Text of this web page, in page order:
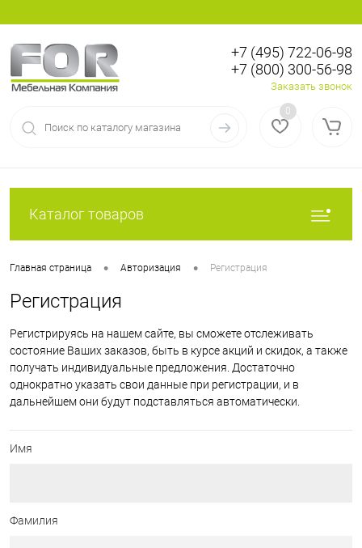
Регистрация
+7 (495) 722-06-98
+7 (800) 300-56-98
Заказать звонок
0
Каталог товаров
Главная страница • Авторизация • Регистрация
Регистрация
Регистрируясь на нашем сайте, вы сможете отслеживать
состояние Ваших заказов, быть в курсе акций и скидок, а также
получать индивидуальные предложения. Достаточно
однократно указать свои данные при регистрации, и в
дальнейшем они будут подставляться автоматически.
Имя
Фамилия